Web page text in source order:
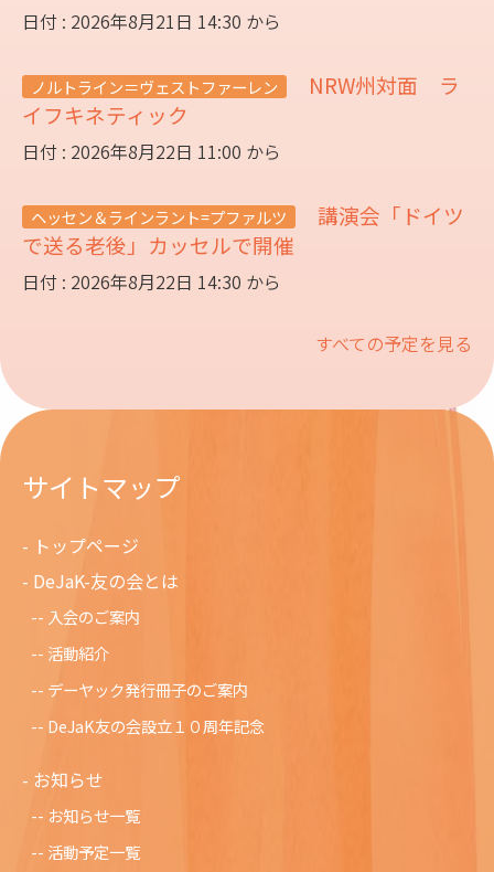
日付 : 2026年8月21日 14:30 から
ノルトライン＝ヴェストファーレン
NRW州対面 ラ
イフキネティック
日付 : 2026年8月22日 11:00 から
ヘッセン＆ラインラント=プファルツ
講演会「ドイツ
で送る老後」カッセルで開催
日付 : 2026年8月22日 14:30 から
すべての予定を見る
サイトマップ
トップページ
DeJaK-友の会とは
入会のご案内
活動紹介
デーヤック発行冊子のご案内
DeJaK友の会設立１０周年記念
お知らせ
お知らせ一覧
活動予定一覧